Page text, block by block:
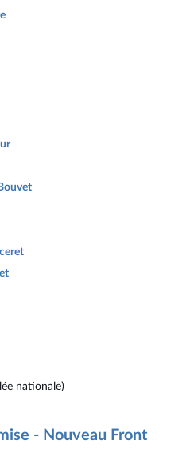
nationale)
- Nouveau Front